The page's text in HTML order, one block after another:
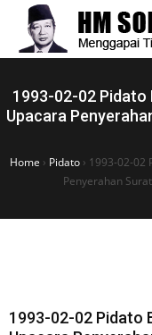
1993-02-02 Pidato
Upacara
Home › Pidato› 1993-02-02
Penyerahan
1993-02-02 Pidato